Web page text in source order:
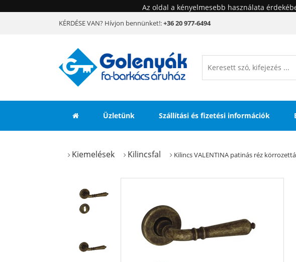
Az oldal a kényelmesebb használata
KÉRDÉSE VAN? Hívjon bennünket!:+36 20 977-6494
Üzletünk Szállítási és fizetési információk
Kiemelések Kilincsfal Kilincs VALENTINA patinás réz